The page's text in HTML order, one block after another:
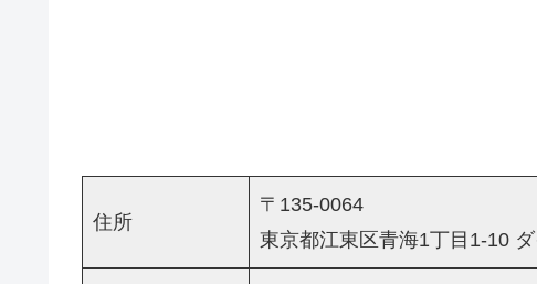
住所
〒135-0064
東京都江東区青海1丁目1-10